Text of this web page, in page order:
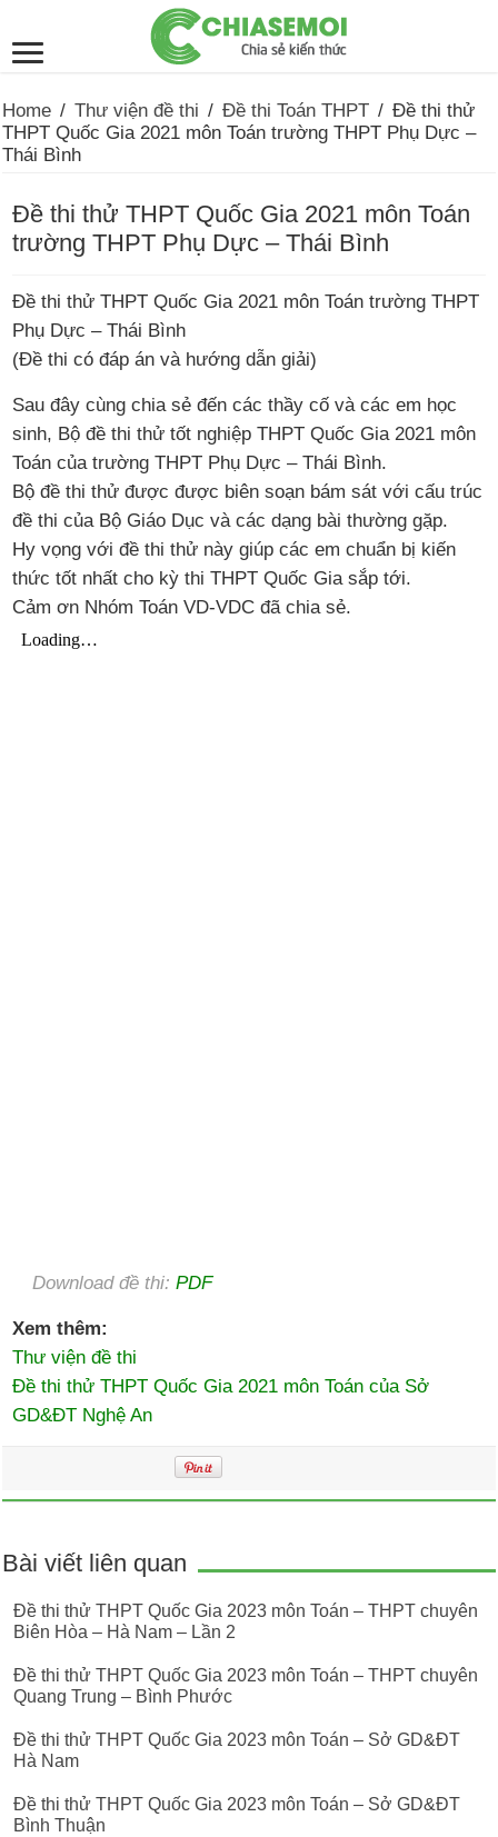
Home / Thư viện đề thi / Đề thi Toán THPT / Đề thi thử
THPT Quốc Gia 2021 môn Toán trường THPT Phụ Dực –
Thái Bình
Đề thi thử THPT Quốc Gia 2021 môn Toán
trường THPT Phụ Dực – Thái Bình
Đề thi thử THPT Quốc Gia 2021 môn Toán trường THPT
Phụ Dực – Thái Bình
(Đề thi có đáp án và hướng dẫn giải)
Sau đây cùng chia sẻ đến các thầy cố và các em học
sinh, Bộ đề thi thử tốt nghiệp THPT Quốc Gia 2021 môn
Toán của trường THPT Phụ Dực – Thái Bình.
Bộ đề thi thử được được biên soạn bám sát với cấu trúc
đề thi của Bộ Giáo Dục và các dạng bài thường gặp.
Hy vọng với đề thi thử này giúp các em chuẩn bị kiến
thức tốt nhất cho kỳ thi THPT Quốc Gia sắp tới.
Cảm ơn Nhóm Toán VD-VDC đã chia sẻ.
Download đề thi:PDF
Xem thêm:
Thư viện đề thi
Đề thi thử THPT Quốc Gia 2021 môn Toán của Sở
GD&ĐT Nghệ An
Bài viết liên quan
Đề thi thử THPT Quốc Gia 2023 môn Toán – THPT chuyên
Biên Hòa – Hà Nam – Lần 2
Đề thi thử THPT Quốc Gia 2023 môn Toán – THPT chuyên
Quang Trung – Bình Phước
Đề thi thử THPT Quốc Gia 2023 môn Toán – Sở GD&ĐT
Hà Nam
Đề thi thử THPT Quốc Gia 2023 môn Toán – Sở GD&ĐT
Bình Thuận